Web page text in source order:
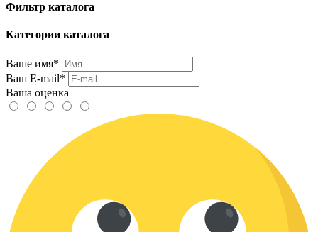
Фильтр каталога
Категории каталога
Ваше имя*
Ваш E-mail*
Ваша оценка